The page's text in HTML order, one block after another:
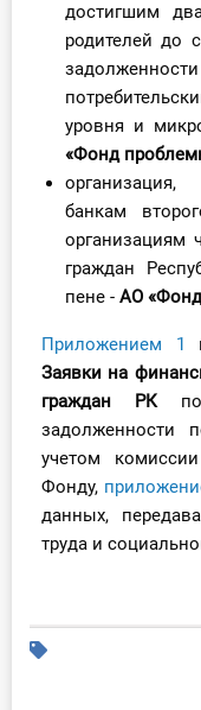
достигшим
родителей до
уровня и
«Фонд
банкам
организациям
граждан
пене - АО
Приложением 1
Заявки на
граждан РКпо
задолженности
учетом
Фонду,
данных,
труда и